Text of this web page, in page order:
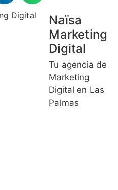
Naïsa
Marketing
Digital
Tu agencia de
Marketing
Digital en Las
Palmas